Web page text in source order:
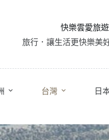
快樂雲愛旅
旅行．讓生活更快樂美
台灣 日